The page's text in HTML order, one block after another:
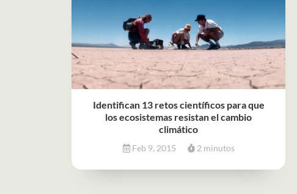
Identifican 13 retos científicos para que
los ecosistemas resistan el cambio
climático
Feb 9, 2015 2 minutos